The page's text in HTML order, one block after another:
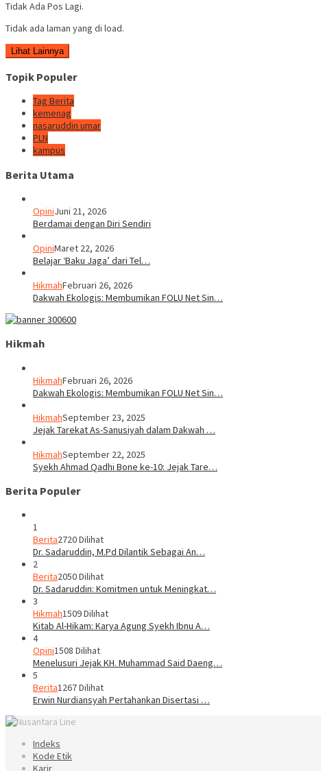
Tidak Ada Pos Lagi.
Tidak ada laman yang di load.
Lihat Lainnya
Topik Populer
Tag Berita
kemenag
nasaruddin umar
PLN
kampus
Berita Utama
OpiniJuni 21, 2026
Berdamai dengan Diri Sendiri
OpiniMaret 22, 2026
Belajar ‘Baku Jaga’ dari Tel…
HikmahFebruari 26, 2026
Dakwah Ekologis: Membumikan FOLU Net Sin…
Hikmah
HikmahFebruari 26, 2026
Dakwah Ekologis: Membumikan FOLU Net Sin…
HikmahSeptember 23, 2025
Jejak Tarekat As-Sanusiyah dalam Dakwah …
HikmahSeptember 22, 2025
Syekh Ahmad Qadhi Bone ke-10: Jejak Tare…
Berita Populer
1
Berita2720 Dilihat
Dr. Sadaruddin, M.Pd Dilantik Sebagai An…
2
Berita2050 Dilihat
Dr. Sadaruddin: Komitmen untuk Meningkat…
3
Hikmah1509 Dilihat
Kitab Al-Hikam: Karya Agung Syekh Ibnu A…
4
Opini1508 Dilihat
Menelusuri Jejak KH. Muhammad Said Daeng…
5
Berita1267 Dilihat
Erwin Nurdiansyah Pertahankan Disertasi …
Indeks
Kode Etik
Karir